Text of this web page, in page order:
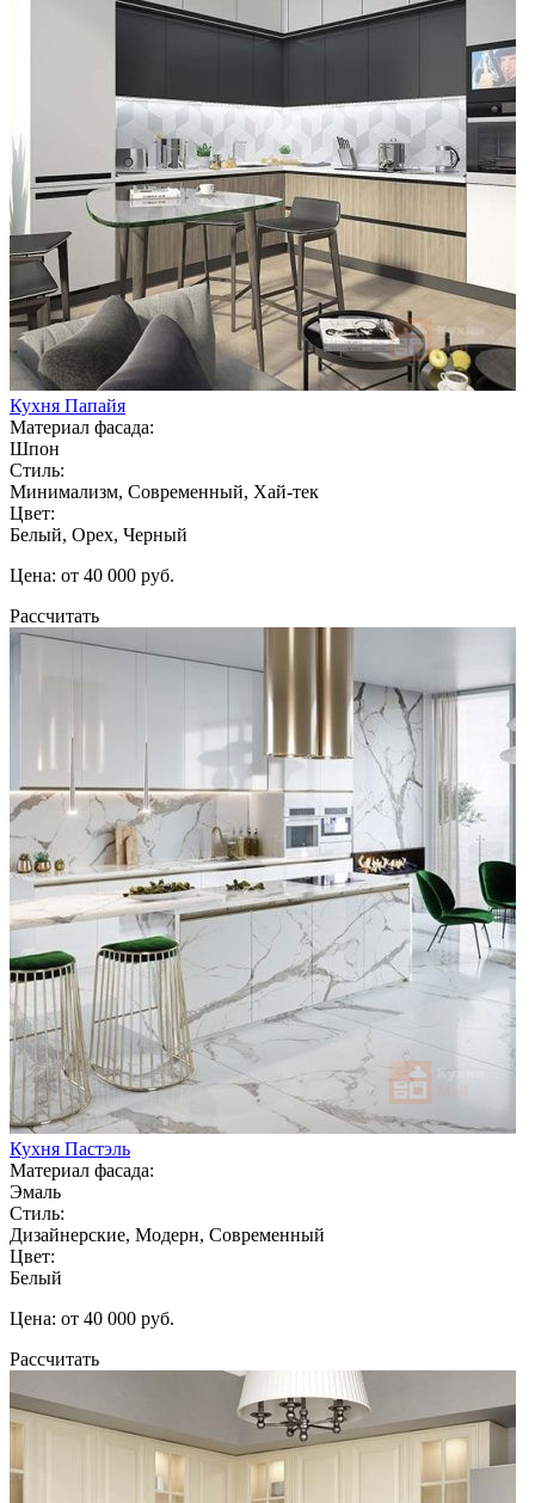
Кухня Папайя
Материал фасада:
Шпон
Стиль:
Минимализм, Современный, Хай-тек
Цвет:
Белый, Орех, Черный
Цена: от 40 000 руб.
Рассчитать
Кухня Пастэль
Материал фасада:
Эмаль
Стиль:
Дизайнерские, Модерн, Современный
Цвет:
Белый
Цена: от 40 000 руб.
Рассчитать